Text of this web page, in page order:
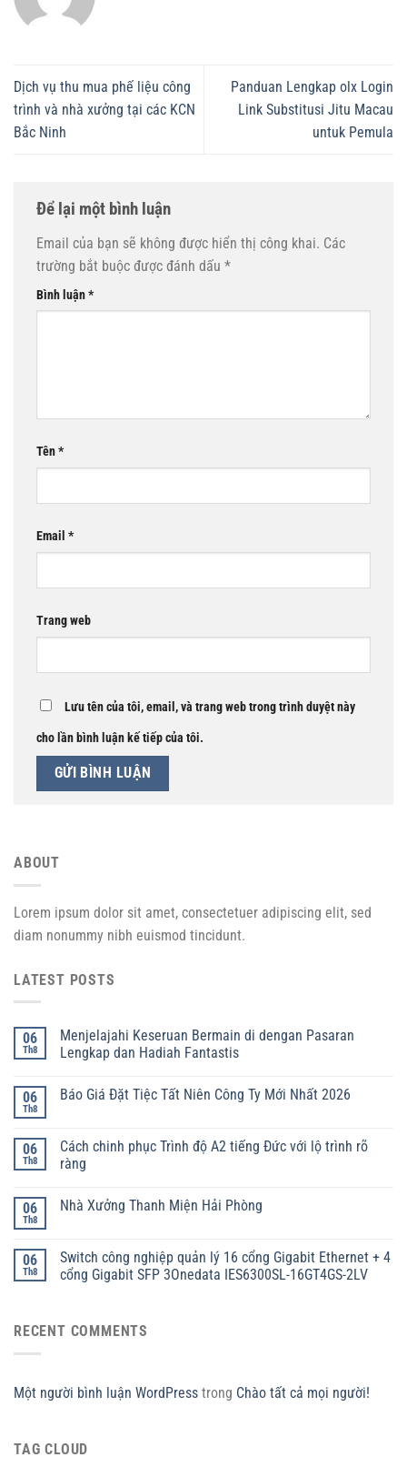
Dịch vụ thu mua phế liệu công
trình và nhà xưởng tại các KCN
Bắc Ninh
Panduan Lengkap olx Login
Link Substitusi Jitu Macau
untuk Pemula
Để lại một bình luận
Email của bạn sẽ không được hiển thị công khai. Các
trường bắt buộc được đánh dấu *
Bình luận*
Tên*
Email *
Trang web
Lưu tên của tôi, email, và trang web trong trình duyệt này
cho lần bình luận kế tiếp của tôi.
ABOUT
Lorem ipsum dolor sit amet, consectetuer adipiscing elit, sed
diam nonummy nibh euismod tincidunt.
LATEST POSTS
06
Th8
Menjelajahi Keseruan Bermain di dengan Pasaran
Lengkap dan Hadiah Fantastis
06
Th8
Báo Giá Đặt Tiệc Tất Niên Công Ty Mới Nhất 2026
06
Th8
Cách chinh phục Trình độ A2 tiếng Đức với lộ trình rõ
ràng
06
Th8
Nhà Xưởng Thanh Miện Hải Phòng
06
Th8
Switch công nghiệp quản lý 16 cổng Gigabit Ethernet + 4
cổng Gigabit SFP 3Onedata IES6300SL-16GT4GS-2LV
RECENT COMMENTS
Một người bình luận WordPress trong Chào tất cả mọi người!
TAG CLOUD